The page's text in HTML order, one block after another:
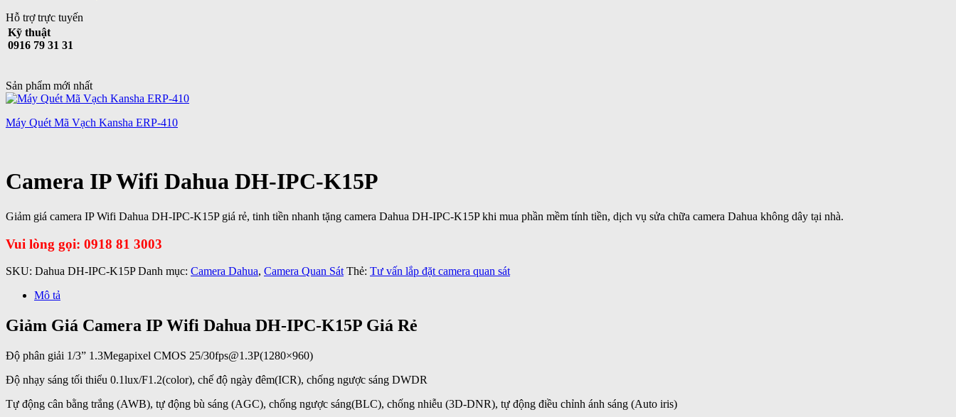
Hỗ trợ trực tuyến
Kỹ thuật
0916 79 31 31
Sản phẩm mới nhất
Máy Quét Mã Vạch Kansha ERP-410
Camera IP Wifi Dahua DH-IPC-K15P
Giảm giá camera IP Wifi Dahua DH-IPC-K15P giá rẻ, tinh tiền nhanh tặng camera Dahua DH-IPC-K15P khi mua phần mềm tính tiền, dịch vụ sửa chữa camera Dahua không dây tại nhà.
Vui lòng gọi: 0918 81 3003
SKU: Dahua DH-IPC-K15P Danh mục: Camera Dahua, Camera Quan Sát Thẻ: Tư vấn lắp đặt camera quan sát
Mô tả
Giảm Giá Camera IP Wifi Dahua DH-IPC-K15P Giá Rẻ
Độ phân giải 1/3” 1.3Megapixel CMOS 25/30fps@1.3P(1280×960)
Độ nhạy sáng tối thiểu 0.1lux/F1.2(color), chế độ ngày đêm(ICR), chống ngược sáng DWDR
Tự động cân bằng trắng (AWB), tự động bù sáng (AGC), chống ngược sáng(BLC), chống nhiễu (3D-DNR), tự động điều chỉnh ánh sáng (Auto iris)